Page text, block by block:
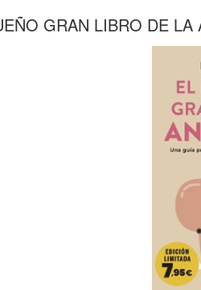
GRAN LIBRO DE LA